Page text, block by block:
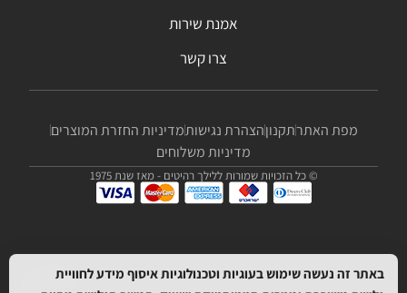
אמנת שירות
צרו קשר
מפת האתרתקנוןהצהרת נגישותמדיניות החזרת המוצרים
מדיניות משלוחים
© כל הזכויות שמורות ללילך רהיטים - מאז שנת 1975
באתר זה נעשה שימוש בעוגיות וטכנולוגיות איסוף מידע לחוויית